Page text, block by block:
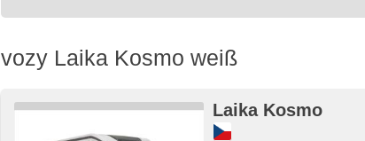
vozy Laika Kosmo weiß
Laika Kosmo